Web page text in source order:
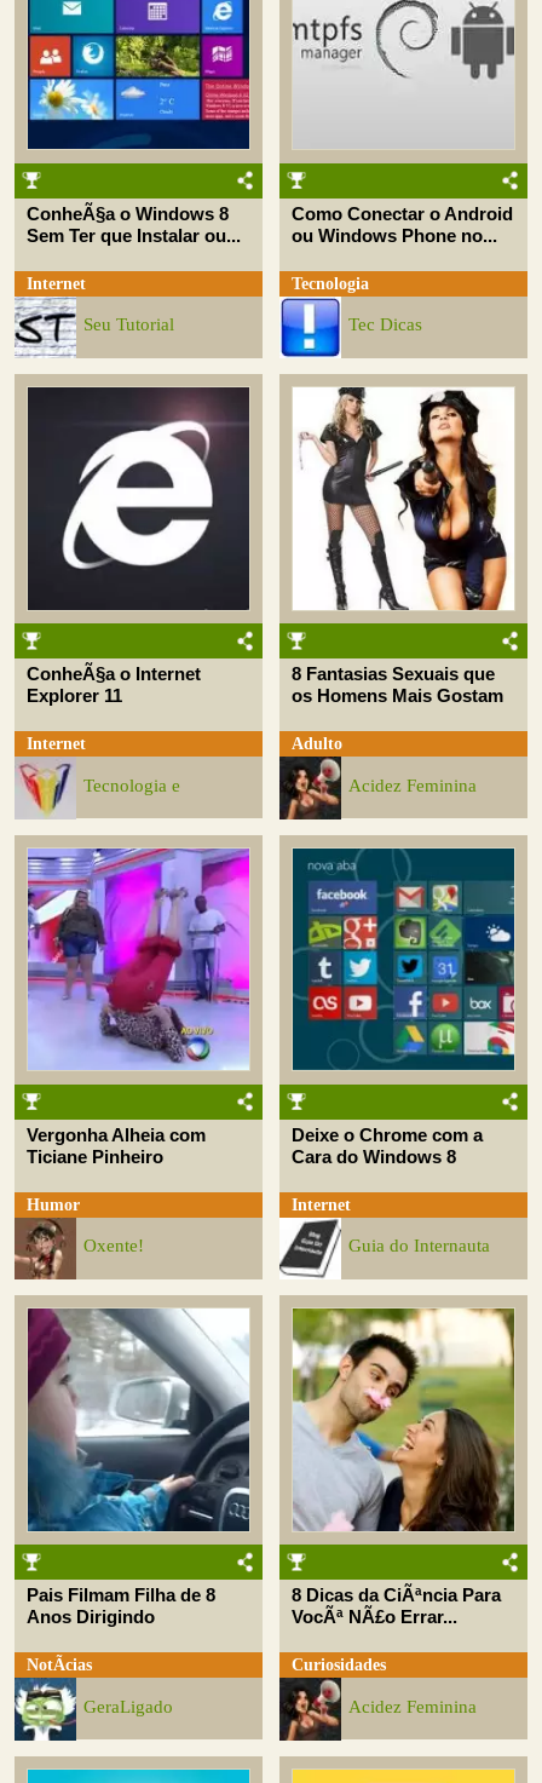
ConheÃ§a o Windows 8
Sem Ter que Instalar ou...
Internet
Seu Tutorial
Como Conectar o Android
ou Windows Phone no...
Tecnologia
Tec Dicas
ConheÃ§a o Internet
Explorer 11
Internet
Tecnologia e
8 Fantasias Sexuais que
os Homens Mais Gostam
Adulto
Acidez Feminina
Vergonha Alheia com
Ticiane Pinheiro
Humor
Oxente!
Deixe o Chrome com a
Cara do Windows 8
Internet
Guia do Internauta
Pais Filmam Filha de 8
Anos Dirigindo
NotÃ­cias
GeraLigado
8 Dicas da CiÃªncia Para
VocÃª NÃ£o Errar...
Curiosidades
Acidez Feminina